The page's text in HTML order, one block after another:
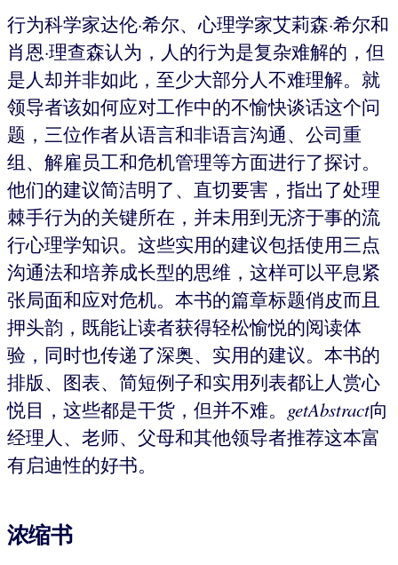
行为科学家达伦·希尔、心理学家艾莉森·希尔和
肖恩·理查森认为，人的行为是复杂难解的，但
是人却并非如此，至少大部分人不难理解。就
领导者该如何应对工作中的不愉快谈话这个问
题，三位作者从语言和非语言沟通、公司重
组、解雇员工和危机管理等方面进行了探讨。
他们的建议简洁明了、直切要害，指出了处理
棘手行为的关键所在，并未用到无济于事的流
行心理学知识。这些实用的建议包括使用三点
沟通法和培养成长型的思维，这样可以平息紧
张局面和应对危机。本书的篇章标题俏皮而且
押头韵，既能让读者获得轻松愉悦的阅读体
验，同时也传递了深奥、实用的建议。本书的
排版、图表、简短例子和实用列表都让人赏心
悦目，这些都是干货，但并不难。 getAbstract向
经理人、老师、父母和其他领导者推荐这本富
有启迪性的好书。
浓缩书